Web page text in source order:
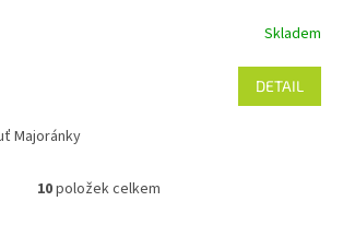
Skladem
DETAIL
Majoránky
O
10položek celkem